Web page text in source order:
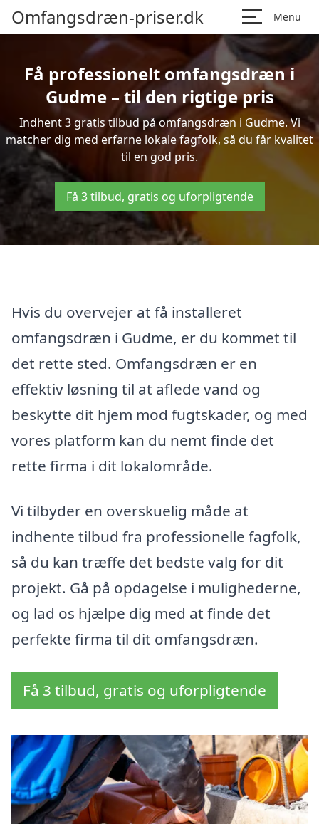
Omfangsdræn-priser.dk Menu
Få professionelt omfangsdræn i
Gudme – til den rigtige pris
Indhent 3 gratis tilbud på omfangsdræn i Gudme. Vi
matcher dig med erfarne lokale fagfolk, så du får kvalitet
til en god pris.
Få 3 tilbud, gratis og uforpligtende
Hvis du overvejer at få installeret
omfangsdræn i Gudme, er du kommet til
det rette sted. Omfangsdræn er en
effektiv løsning til at aflede vand og
beskytte dit hjem mod fugtskader, og med
vores platform kan du nemt finde det
rette firma i dit lokalområde.
Vi tilbyder en overskuelig måde at
indhente tilbud fra professionelle fagfolk,
så du kan træffe det bedste valg for dit
projekt. Gå på opdagelse i mulighederne,
og lad os hjælpe dig med at finde det
perfekte firma til dit omfangsdræn.
Få 3 tilbud, gratis og uforpligtende